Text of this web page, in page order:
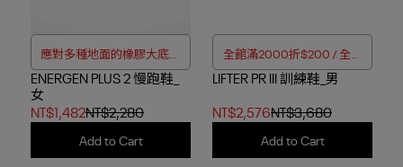
應對多種地面的橡膠大底跑
鞋
ENERGEN PLUS 2 慢跑鞋_
女
NT$1,482NT$2,280
Add to Cart
全館滿2000折$200 / 全館
滿4000折$350
LIFTER PR III 訓練鞋_男
NT$2,576NT$3,680
Add to Cart